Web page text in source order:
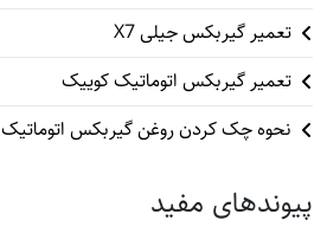
تعمیر گیربکس جیلی X7
تعمیر گیربکس اتوماتیک کوییک
نحوه چک کردن روغن گیربکس اتوماتیک
پیوندهای مفید